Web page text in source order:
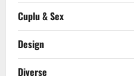
Cuplu & Sex
Design
Diverse